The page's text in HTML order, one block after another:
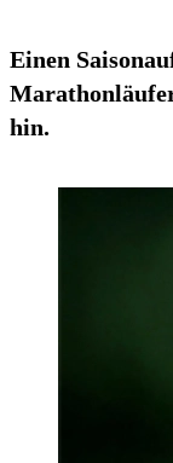
Einen
hin.